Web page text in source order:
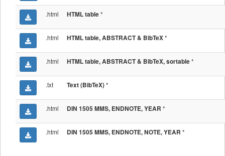
.html HTML table*
.html HTML table, ABSTRACT & BibTeX*
.html HTML table, ABSTRACT & BibTeX, sortable*
.txt Text (BibTeX)*
.html DIN 1505 MMS, ENDNOTE, YEAR *
.html DIN 1505 MMS, ENDNOTE, NOTE, YEAR *